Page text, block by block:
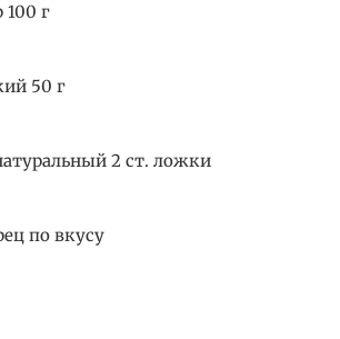
г
50 г
2 ст. ложки
по вкусу